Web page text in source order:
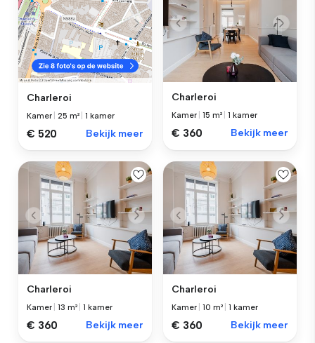
Charleroi
Kamer |25 m² |1 kamer
€ 520 Bekijk meer
Charleroi
Kamer |15 m² |1 kamer
€ 360 Bekijk meer
Charleroi
Kamer |13 m² |1 kamer
€ 360 Bekijk meer
Charleroi
Kamer |10 m² |1 kamer
€ 360 Bekijk meer